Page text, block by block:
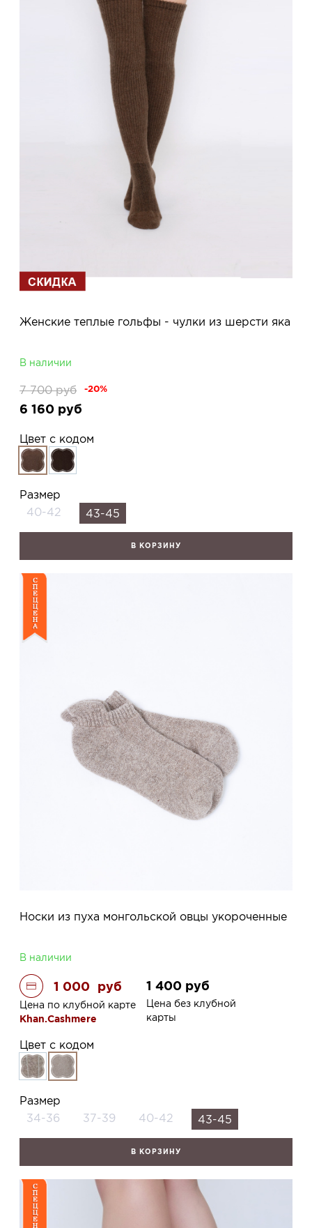
Женские теплые гольфы - чулки из шерсти яка
В наличии
7 700 руб -20%
6 160 руб
Цвет с кодом
Размер
40-42
43-45
В КОРЗИНУ
Носки из пуха монгольской овцы укороченные
В наличии
1 000 руб
Цена по клубной карте
Khan.Cashmere
1 400 руб
Цена без клубной
карты
Цвет с кодом
Размер
34-36
37-39 40-42 43-45
В КОРЗИНУ